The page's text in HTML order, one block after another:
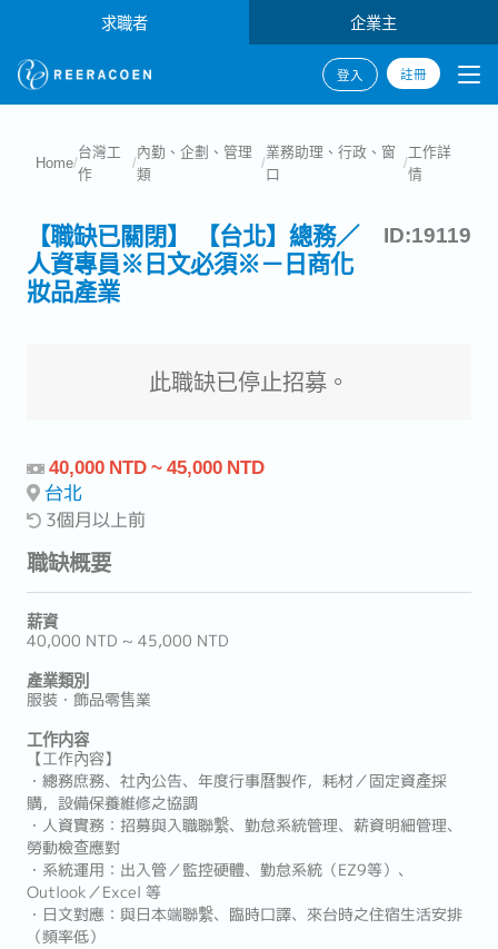
求職者 企業主
登入 註冊
Home/
台灣工
作
/
內勤、企劃、管理
類
/
業務助理、行政、窗
口
/
工作詳
情
【職缺已關閉】 【台北】總務／
人資專員※日文必須※－日商化
妝品產業
ID:19119
此職缺已停止招募。
40,000 NTD ~ 45,000 NTD
台北
3個月以上前
職缺概要
薪資
40,000 NTD ~ 45,000 NTD
產業類別
服裝・飾品零售業
工作内容
【工作內容】
・總務庶務、社內公告、年度行事曆製作，耗材／固定資產採
購，設備保養維修之協調
・人資實務：招募與入職聯繫、勤怠系統管理、薪資明細管理、
勞動檢查應對
・系統運用：出入管／監控硬體、勤怠系統（EZ9等）、
Outlook／Excel 等
・日文對應：與日本端聯繫、臨時口譯、來台時之住宿生活安排
（頻率低）